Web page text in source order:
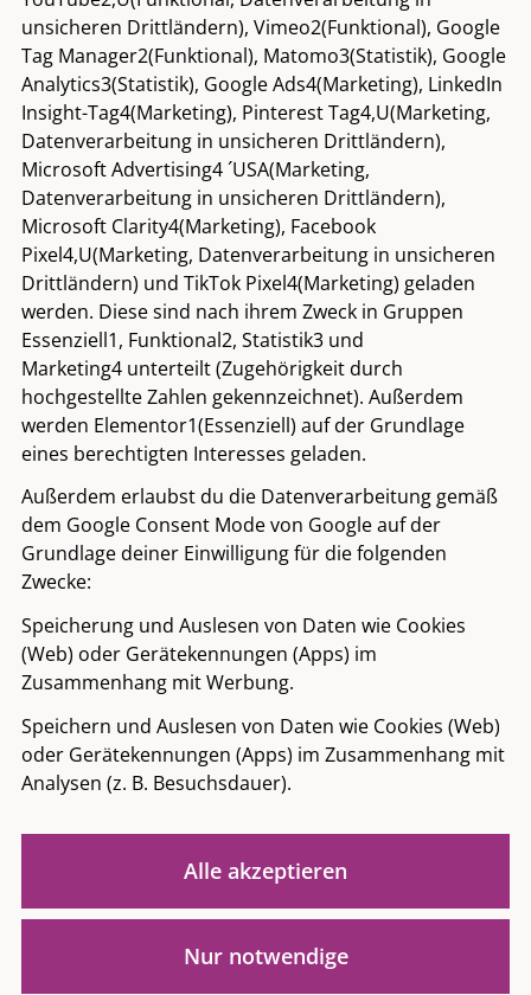
1
Vor der Behandlung
Vor Ihrer Faltenunterspritzung bei uns in
Düsseldorf ist eine ausführliche und
persönliche Beratung sehr wichtig. Eine
ausführliche Beratung heißt für uns, dass
wir uns zunächst ansehen, wie der Ist-
Zustand Ihrer Haut ist. Danach
besprechen wir Ihre Ziele und Wünsche
und entscheiden zusammen welche
Behandlungen für Sie passend sind.
Weiter lesen
2
Während der Behandlung
Für Ihre Faltenunterspritzung wählt Dr.
Günther die passende Hyaluronsäure
nach Behandlungsplan werden Ihnen
verschiedene Hyaluron-Injektionen mit
einer feinen Nadel oder einer stumpfen
Nadel gesetzt. Eine Betäubung ist in der
Regel nicht erforderlich.
3
Nach Ihrer minimal-invasiven Hyaluron-
Behandlung wird das unterspritzte
unsicheren Drittländern), Vimeo2(Funktional), Google
Tag Manager2(Funktional), Matomo3(Statistik), Google
Analytics3(Statistik), Google Ads4(Marketing), LinkedIn
Insight-Tag4(Marketing), Pinterest Tag4,U(Marketing,
Datenverarbeitung in unsicheren Drittländern),
Microsoft Advertising4 ´USA(Marketing,
Datenverarbeitung in unsicheren Drittländern),
Microsoft Clarity4(Marketing), Facebook
Pixel4,U(Marketing, Datenverarbeitung in unsicheren
Drittländern) und TikTok Pixel4(Marketing) geladen
werden. Diese sind nach ihrem Zweck in Gruppen
Essenziell1, Funktional2, Statistik3 und
Marketing4 unterteilt (Zugehörigkeit durch
hochgestellte Zahlen gekennzeichnet). Außerdem
werden Elementor1(Essenziell) auf der Grundlage
eines berechtigten Interesses geladen.
Außerdem erlaubst du die Datenverarbeitung gemäß
dem Google Consent Mode von Google auf der
Grundlage deiner Einwilligung für die folgenden
Zwecke:
Speicherung und Auslesen von Daten wie Cookies
(Web) oder Gerätekennungen (Apps) im
Zusammenhang mit Werbung.
Speichern und Auslesen von Daten wie Cookies (Web)
oder Gerätekennungen (Apps) im Zusammenhang mit
Analysen (z. B. Besuchsdauer).
Nur notwendige
Alle akzeptieren